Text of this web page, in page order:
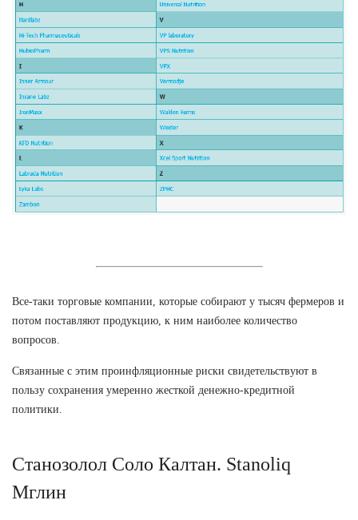
Все-таки торговые компании, которые собирают у тысяч фермеров и
потом поставляют продукцию, к ним наиболее количество
вопросов.
Связанные с этим проинфляционные риски свидетельствуют в
пользу сохранения умеренно жесткой денежно-кредитной
политики.
Станозолол Соло Калтан. Stanoliq
Мглин